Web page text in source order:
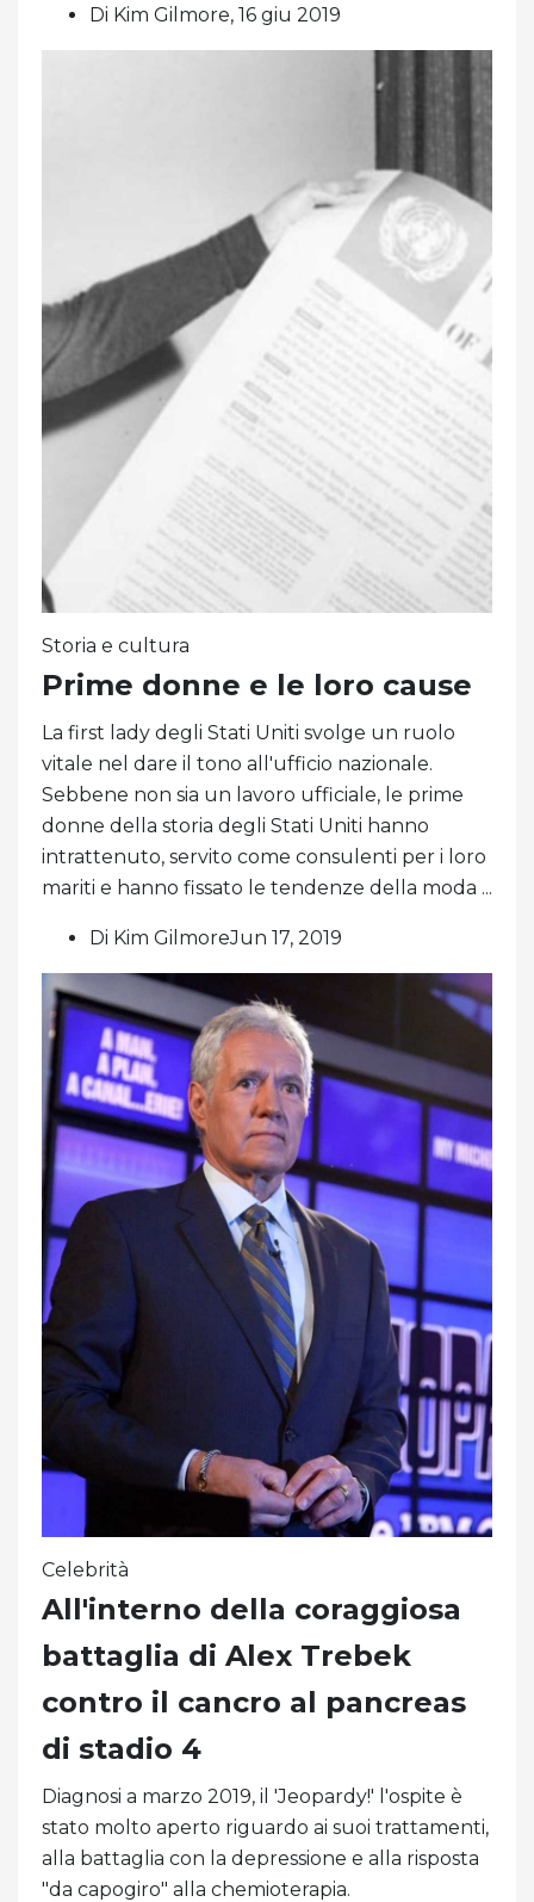
Di Kim Gilmore, 16 giu 2019
Storia e cultura
Prime donne e le loro cause
La first lady degli Stati Uniti svolge un ruolo
vitale nel dare il tono all'ufficio nazionale.
Sebbene non sia un lavoro ufficiale, le prime
donne della storia degli Stati Uniti hanno
intrattenuto, servito come consulenti per i loro
mariti e hanno fissato le tendenze della moda ...
Di Kim GilmoreJun 17, 2019
Celebrità
All'interno della coraggiosa
battaglia di Alex Trebek
contro il cancro al pancreas
di stadio 4
Diagnosi a marzo 2019, il 'Jeopardy!' l'ospite è
stato molto aperto riguardo ai suoi trattamenti,
alla battaglia con la depressione e alla risposta
"da capogiro" alla chemioterapia.